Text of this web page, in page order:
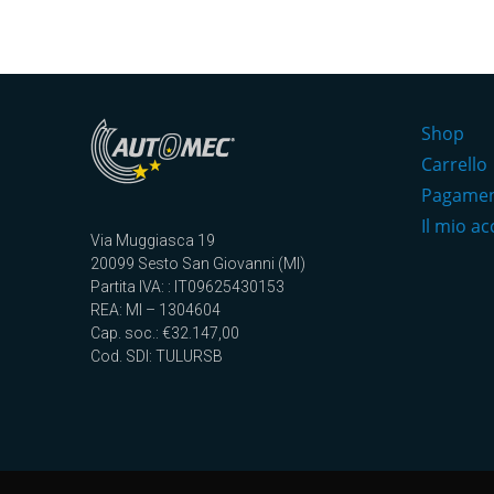
Via Muggiasca 19
20099 Sesto San Giovanni (MI)
Partita IVA: : IT09625430153
REA: MI – 1304604
Cap. soc.: €32.147,00
Cod. SDI: TULURSB
Shop
Carrello
Il mio